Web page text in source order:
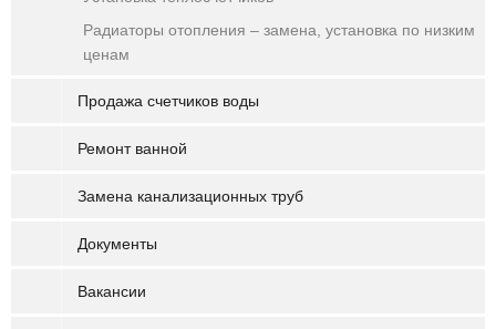
Радиаторы отопления – замена, установка по низким
ценам
Продажа счетчиков воды
Ремонт ванной
Замена канализационных труб
Документы
Вакансии